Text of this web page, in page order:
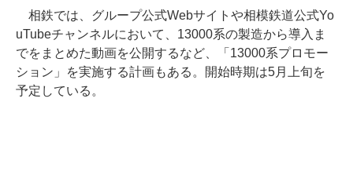
相鉄では、グループ公式Webサイトや相模鉄道公式Yo
uTubeチャンネルにおいて、13000系の製造から導入ま
でをまとめた動画を公開するなど、「13000系プロモー
ション」を実施する計画もある。開始時期は5月上旬を
予定している。